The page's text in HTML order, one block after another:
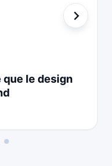
que le design